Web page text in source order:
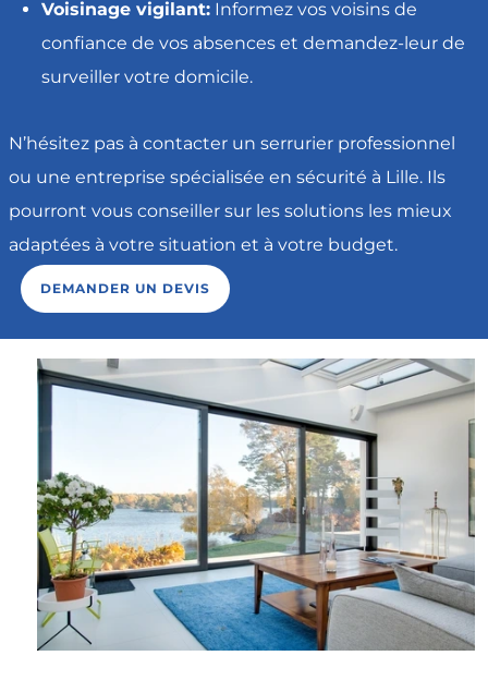
Voisinage vigilant:Informez vos voisins de
confiance de vos absences et demandez-leur de
surveiller votre domicile.
N’hésitez pas à contacter un serrurier professionnel
ou une entreprise spécialisée en sécurité à Lille. Ils
pourront vous conseiller sur les solutions les mieux
adaptées à votre situation et à votre budget.
DEMANDER UN DEVIS